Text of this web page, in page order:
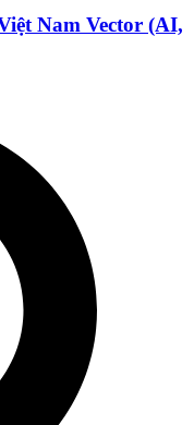
Nam Vector (AI,